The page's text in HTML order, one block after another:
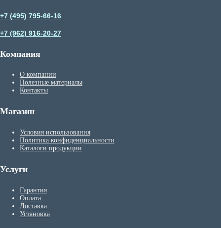
+7 (495) 795-66-16
+7 (962) 916-20-27
Компания
О компании
Полезные материалы
Контакты
Магазин
Условия использования
Политика конфиденциальности
Каталоги продукции
Услуги
Гарантия
Оплата
Доставка
Установка